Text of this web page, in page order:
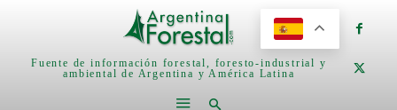
Fuente de información forestal, foresto-industrial y
ambiental de Argentina y América Latina